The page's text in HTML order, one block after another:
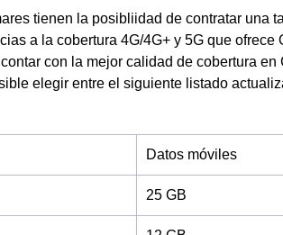
tienen la posibliidad de contratar una
a la cobertura 4G/4G+ y 5G que
con la mejor calidad de cobertura
elegir entre el siguiente listado
Datos móviles
25 GB